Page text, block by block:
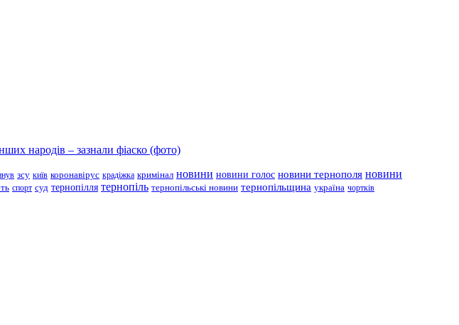
народів – зазнали фіаско (фото)
зсу київ коронавірус крадіжка кримінал новини новини голос новини тернополя новини
спорт суд тернопілля тернопіль тернопільські новини тернопільщина україна чортків